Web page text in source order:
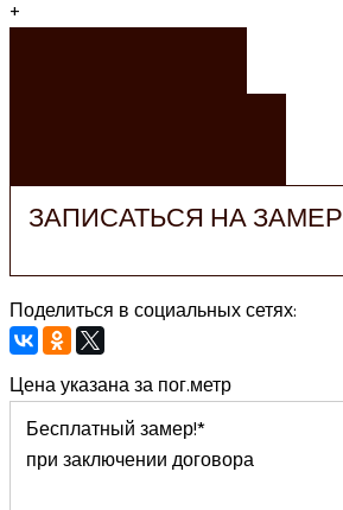
+
ЗАПИСАТЬСЯ НА ЗАМЕР
Поделиться в социальных сетях:
Цена указана за пог.метр
Бесплатный замер!*
при заключении договора